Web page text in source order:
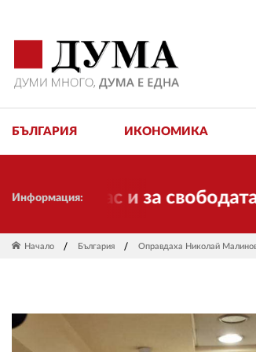
БЪЛГАРИЯ ИКОНОМИКА
Информация:
и за свободата,
Начало България Оправдаха Николай